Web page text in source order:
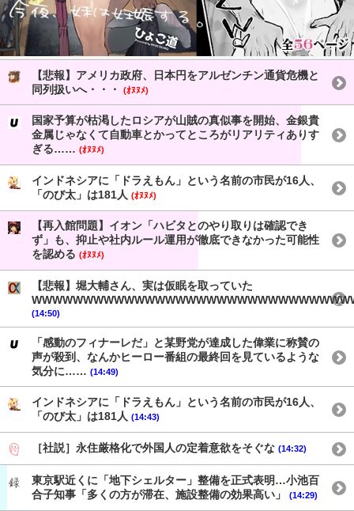
【悲報】アメリカ政府、日本円をアルゼンチン通貨危機と
同列扱いへ・・・
(ｵﾇﾇﾒ)
国家予算が枯渇したロシアが山賊の真似事を開始、金銀貴
金属じゃなくて自動車とかってところがリアリティありす
ぎる…… (ｵﾇﾇﾒ)
インドネシアに「ドラえもん」という名前の市民が16人、
「のび太」は181人 (ｵﾇﾇﾒ)
【再入館問題】イオン「ハビタとのやり取りは確認でき
ず」も、抑止や社内ルール運用が徹底できなかった可能性
を認める (ｵﾇﾇﾒ)
【悲報】堀大輔さん、実は仮眠を取っていた
(14:50)
「感動のフィナーレだ」と某野党が達成した偉業に称賛の
声が殺到、なんかヒーロー番組の最終回を見ているような
気分に…… (14:49)
インドネシアに「ドラえもん」という名前の市民が16人、
「のび太」は181人 (14:43)
［社説］永住厳格化で外国人の定着意欲をそぐな (14:32)
東京駅近くに「地下シェルター」整備を正式表明…小池百
合子知事「多くの方が滞在、施設整備の効果高い」
(14:29)